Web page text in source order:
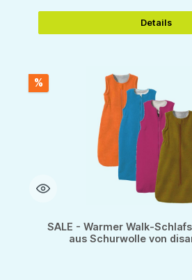
Details
%
SALE - Warmer Walk-
aus Schurwolle von